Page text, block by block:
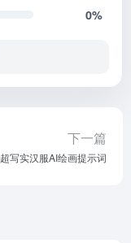
0%
下一篇
超写实汉服AI绘画提示词